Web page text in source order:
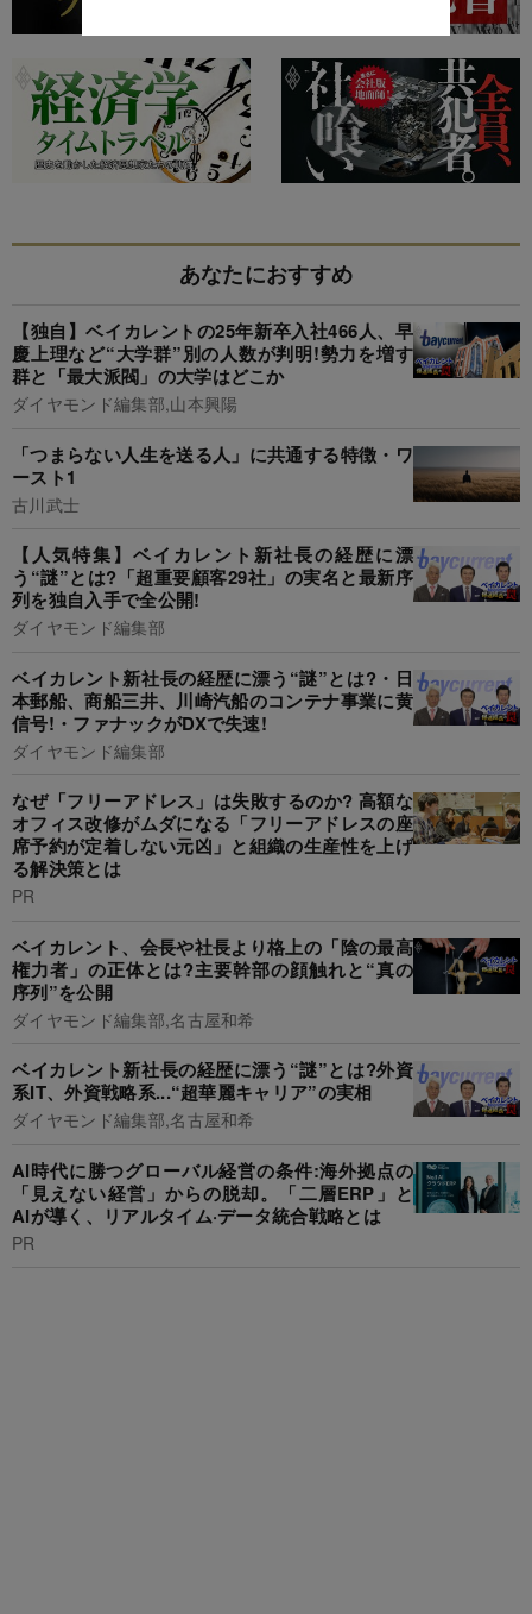
あなたにおすすめ
【独自】ベイカレントの25年新卒入社466人、早
慶上理など“大学群”別の人数が判明!勢力を増す
群と「最大派閥」の大学はどこか
ダイヤモンド編集部,山本興陽
「つまらない人生を送る人」に共通する特徴・ワ
ースト1
古川武士
【人気特集】ベイカレント新社長の経歴に漂
う“謎”とは?「超重要顧客29社」の実名と最新序
列を独自入手で全公開!
ダイヤモンド編集部
ベイカレント新社長の経歴に漂う“謎”とは?・日
本郵船、商船三井、川崎汽船のコンテナ事業に黄
信号!・ファナックがDXで失速!
ダイヤモンド編集部
なぜ「フリーアドレス」は失敗するのか? 高額な
オフィス改修がムダになる「フリーアドレスの座
席予約が定着しない元凶」と組織の生産性を上げ
る解決策とは
PR
ベイカレント、会長や社長より格上の「陰の最高
権力者」の正体とは?主要幹部の顔触れと“真の
序列”を公開
ダイヤモンド編集部,名古屋和希
ベイカレント新社長の経歴に漂う“謎”とは?外資
系IT、外資戦略系...“超華麗キャリア”の実相
ダイヤモンド編集部,名古屋和希
AI時代に勝つグローバル経営の条件:海外拠点の
「見えない経営」からの脱却。「二層ERP」と
AIが導く、リアルタイム·データ統合戦略とは
PR